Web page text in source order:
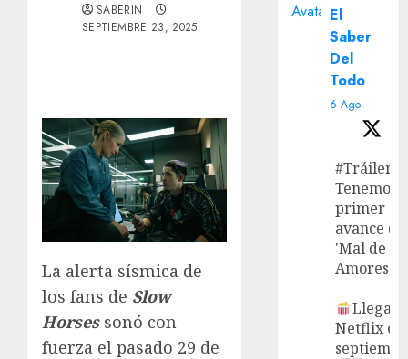
SABERIN
SEPTIEMBRE 23, 2025
La alerta sísmica de
los fans de Slow
Horsessonó con
fuerza el pasado 29 de
Avatar El
Saber
Del
Todo
6 Ago
#Tráiler
Tenemos
primer
avance de
'Mal de
Amores'.
Llega a
Netflix en